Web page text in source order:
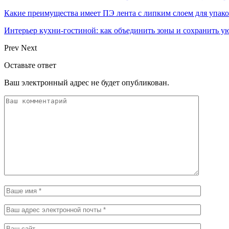
Какие преимущества имеет ПЭ лента с липким слоем для
Интерьер кухни-гостиной: как объединить зоны и сохранить
Prev Next
Оставьте ответ
Ваш электронный адрес не будет опубликован.